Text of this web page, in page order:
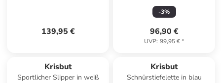
139,95 €
-3%
96,90 €
UVP: 99,95 €*
Krisbut
Sportlicher Slipper in weiß
Krisbut
Schnürstiefelette in blau